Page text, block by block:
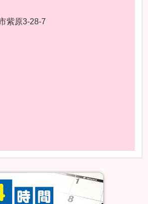
紫原3-28-7